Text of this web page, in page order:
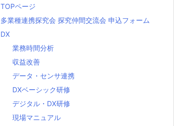
TOPページ
多業種連携探究会 探究仲間交流会 申込フォーム
DX
業務時間分析
収益改善
データ・センサ連携
DXベーシック研修
デジタル・DX研修
現場マニュアル